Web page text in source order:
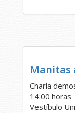
Manitas
Charla
14:00 horas
Vestíbulo